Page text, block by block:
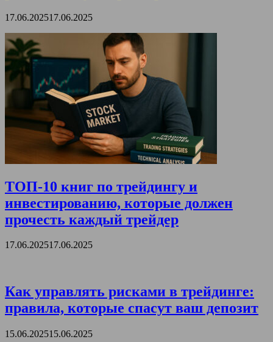
17.06.202517.06.2025
ТОП-10 книг по трейдингу и
инвестированию, которые должен
прочесть каждый трейдер
17.06.202517.06.2025
Как управлять рисками в трейдинге:
правила, которые спасут ваш депозит
15.06.202515.06.2025